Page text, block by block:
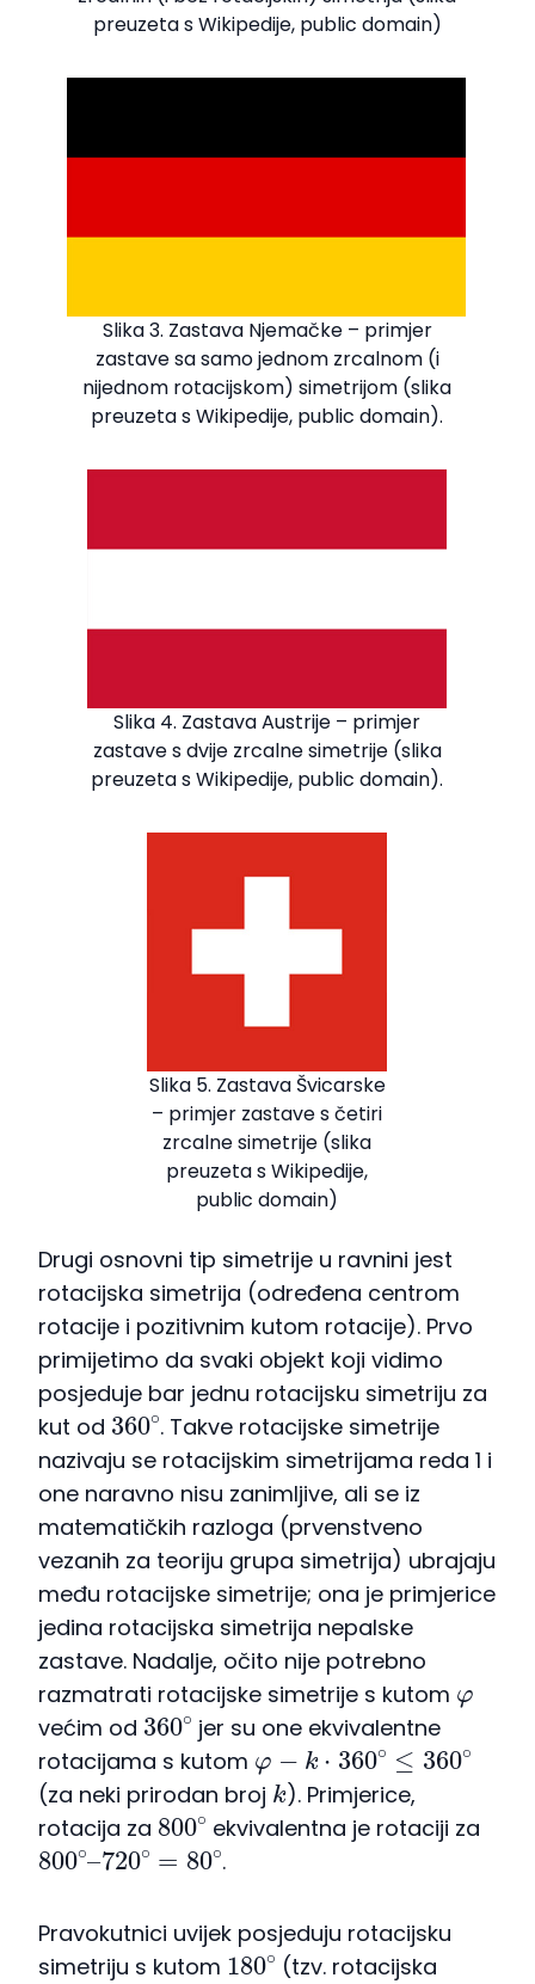
preuzeta s Wikipedije, public domain)
Slika 3. Zastava Njemačke – primjer
zastave sa samo jednom zrcalnom (i
nijednom rotacijskom) simetrijom (slika
preuzeta s Wikipedije, public domain).
Slika 4. Zastava Austrije – primjer
zastave s dvije zrcalne simetrije (slika
preuzeta s Wikipedije, public domain).
Slika 5. Zastava Švicarske
– primjer zastave s četiri
zrcalne simetrije (slika
preuzeta s Wikipedije,
public domain)
Drugi osnovni tip simetrije u ravnini jest
rotacijska simetrija (određena centrom
rotacije i pozitivnim kutom rotacije). Prvo
primijetimo da svaki objekt koji vidimo
posjeduje bar jednu rotacijsku simetriju za
kut od
360∘
. Takve rotacijske simetrije
nazivaju se rotacijskim simetrijama reda 1 i
one naravno nisu zanimljive, ali se iz
matematičkih razloga (prvenstveno
vezanih za teoriju grupa simetrija) ubrajaju
među rotacijske simetrije; ona je primjerice
jedina rotacijska simetrija nepalske
zastave. Nadalje, očito nije potrebno
razmatrati rotacijske simetrije s kutom
većim od
360∘
jer su one ekvivalentne
rotacijama s kutom
φ−k⋅360∘≤360∘
(za neki prirodan broj
k
). Primjerice,
rotacija za
800∘
ekvivalentna je rotaciji za
800∘–
720∘=80 ∘
.
Pravokutnici uvijek posjeduju rotacijsku
simetriju s kutom
180∘
(tzv. rotacijska